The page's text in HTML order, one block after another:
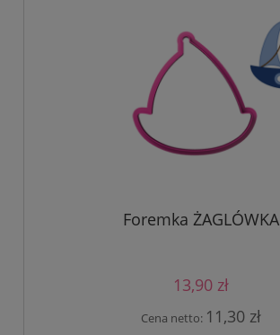
Foremka ŻAGLÓWKA
13,90 zł
Cena netto: 11,30 zł